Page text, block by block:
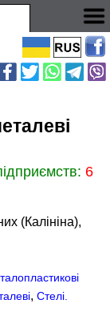
6
(Калініна),
,Стелі.